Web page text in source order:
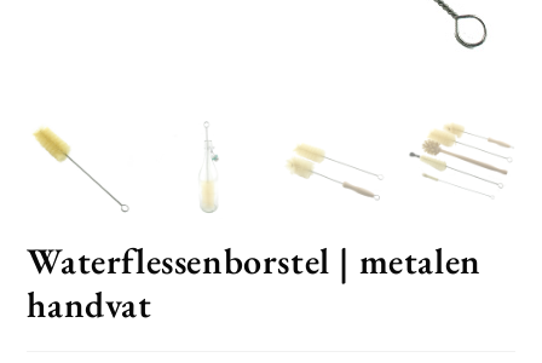
Waterflessenborstel | metalen
handvat